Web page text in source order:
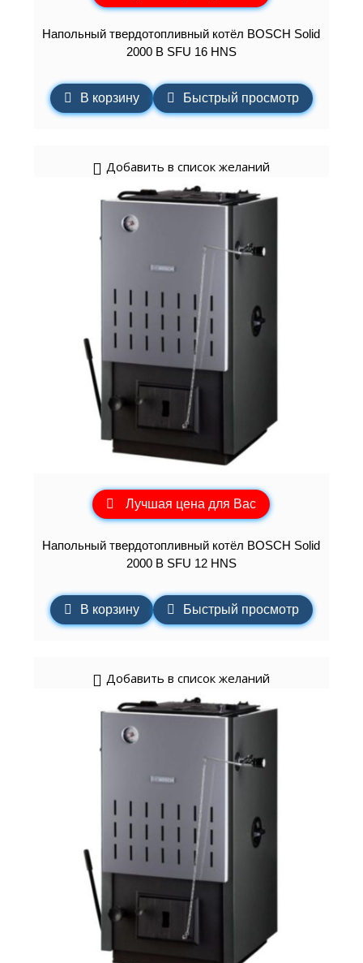
Напольный твердотопливный котёл BOSCH Solid
2000 B SFU 16 HNS
В корзину Быстрый просмотр
Добавить в список желаний
Лучшая цена для Вас
Напольный твердотопливный котёл BOSCH Solid
2000 B SFU 12 HNS
В корзину Быстрый просмотр
Добавить в список желаний